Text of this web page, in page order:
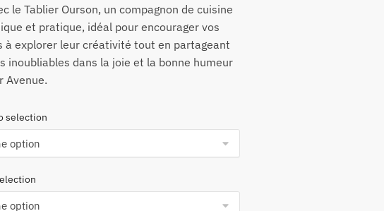
le Tablier Ourson, un compagnon de cuisine
et pratique, idéal pour encourager vos
à explorer leur créativité tout en partageant
inoubliables dans la joie et la bonne humeur
Avenue.
selection